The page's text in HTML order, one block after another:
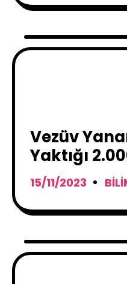
Vezüv
Yaktığı
Papirüs
Aracılığıyla
15/11/2023